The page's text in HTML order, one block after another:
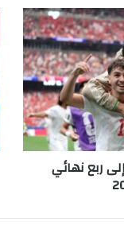
ربع نهائي